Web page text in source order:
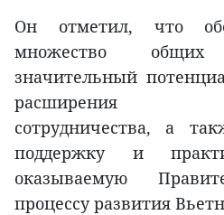
Он отметил, что
множество
значительный
расширения
сотрудничества, а
поддержку и
оказываемую
процессу развития